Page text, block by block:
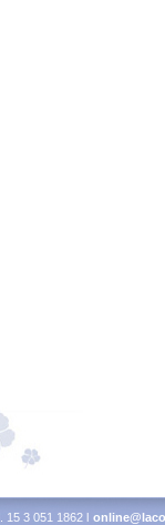
15 3 051 1862 l